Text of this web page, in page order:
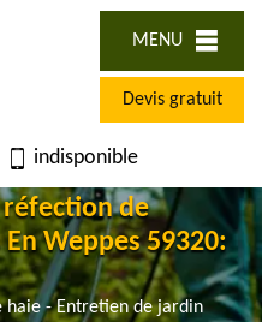
MENU
Devis gratuit
indisponible
de
Weppes 59320:
haie - Entretien de jardin